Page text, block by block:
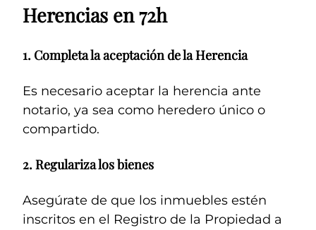
Herencias en 72h
1. Completa la aceptación de la Herencia
Es necesario aceptar la herencia ante
notario, ya sea como heredero único o
compartido.
2.Regulariza los bienes
Asegúrate de que los inmuebles estén
inscritos en el Registro de la Propiedad a